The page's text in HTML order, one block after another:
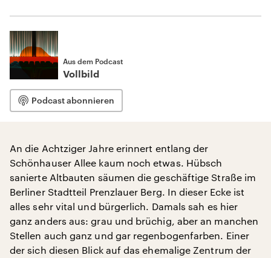
Aus dem Podcast
Vollbild
Podcast abonnieren
An die Achtziger Jahre erinnert entlang der
Schönhauser Allee kaum noch etwas. Hübsch
sanierte Altbauten säumen die geschäftige Straße im
Berliner Stadtteil Prenzlauer Berg. In dieser Ecke ist
alles sehr vital und bürgerlich. Damals sah es hier
ganz anders aus: grau und brüchig, aber an manchen
Stellen auch ganz und gar regenbogenfarben. Einer
der sich diesen Blick auf das ehemalige Zentrum der